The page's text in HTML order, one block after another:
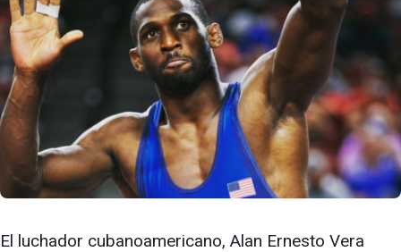
El luchador cubanoamericano, Alan Ernesto Vera